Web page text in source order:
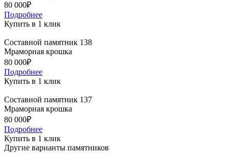
80 000₽
Подробнее
Купить в 1 клик
Составной памятник 138
Мраморная крошка
80 000₽
Подробнее
Купить в 1 клик
Составной памятник 137
Мраморная крошка
80 000₽
Подробнее
Купить в 1 клик
Другие варианты памятников